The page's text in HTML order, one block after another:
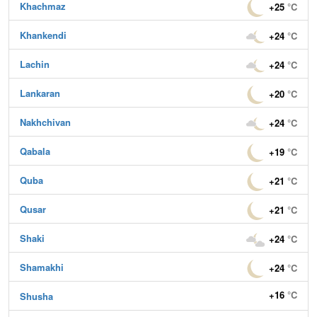
Khachmaz +25 °C
Khankendi +24 °C
Lachin +24 °C
Lankaran +20 °C
Nakhchivan +24 °C
Qabala +19 °C
Quba +21 °C
Qusar +21 °C
Shaki +24 °C
Shamakhi +24 °C
Shusha +16 °C